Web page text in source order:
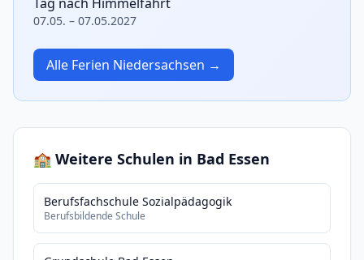
07.05. – 07.05.2027
Alle Ferien Niedersachsen →
🏫 Weitere Schulen in Bad Essen
Berufsfachschule Sozialpädagogik
Berufsbildende Schule